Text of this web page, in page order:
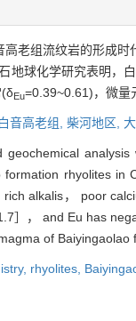
老组流纹岩的形成
地球化学研究表明，
Eu=0.39~0.61)，微量
白音高老组, 柴河地区,
geochemical
rhyolites
alkalis， poor
］， and Eu has
of
rhyolites,